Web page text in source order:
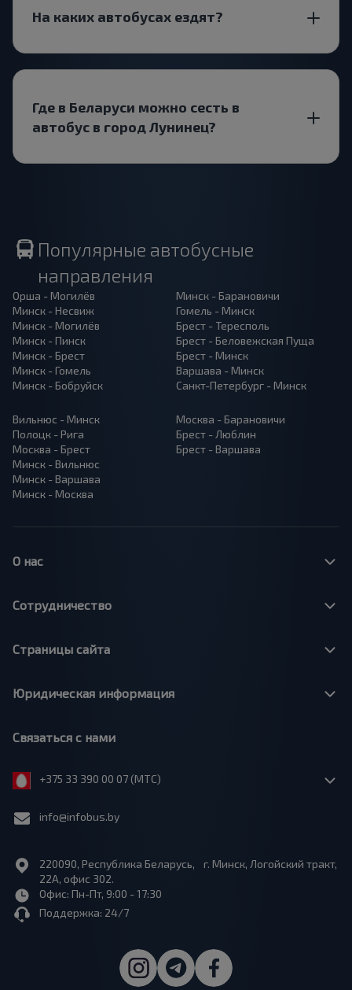
На каких автобусах ездят?
Где в Беларуси можно сесть в
автобус в город Лунинец?
Популярные автобусные
направления
Орша - Могилёв
Минск - Несвиж
Минск - Могилёв
Минск - Пинск
Минск - Брест
Минск - Гомель
Минск - Бобруйск
Минск - Барановичи
Гомель - Минск
Брест - Тересполь
Брест - Беловежская Пуща
Брест - Минск
Варшава - Минск
Санкт-Петербург - Минск
Вильнюс - Минск
Полоцк - Рига
Москва - Брест
Минск - Вильнюс
Минск - Варшава
Минск - Москва
Москва - Барановичи
Брест - Люблин
Брест - Варшава
О нас
Сотрудничество
Страницы сайта
Юридическая информация
Связаться с нами
+375 33 390 00 07 (МТС)
info@infobus.by
220090, Республика Беларусь, г. Минск, Логойский тракт,
22А, офис 302.
Офис: Пн-Пт, 9:00 - 17:30
Поддержка: 24/7